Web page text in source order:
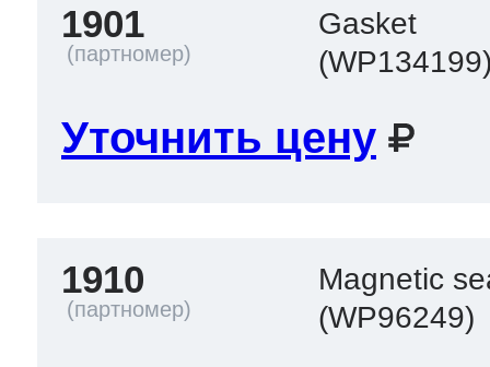
1901
Gasket
Уточнить цену
1910
Magnetic
(WP96249)